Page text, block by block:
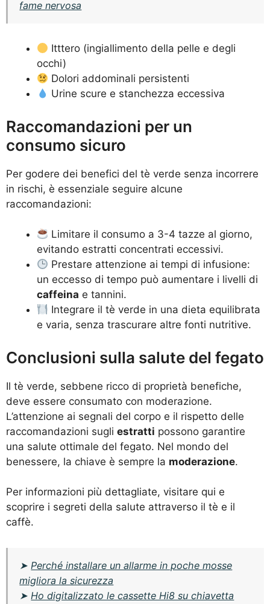
fame nervosa
Itttero (ingiallimento della pelle e degli
occhi)
Dolori addominali persistenti
Urine scure e stanchezza eccessiva
Raccomandazioni per un
consumo sicuro
Per godere dei benefici del tè verde senza incorrere
in rischi, è essenziale seguire alcune
raccomandazioni:
Limitare il consumo a 3-4 tazze al giorno,
evitando estratti concentrati eccessivi.
Prestare attenzione ai tempi di infusione:
un eccesso di tempo può aumentare i livelli di
caffeina e tannini.
Integrare il tè verde in una dieta equilibrata
e varia, senza trascurare altre fonti nutritive.
Conclusioni sulla salute del fegato
Il tè verde, sebbene ricco di proprietà benefiche,
deve essere consumato con moderazione.
L’attenzione ai segnali del corpo e il rispetto delle
raccomandazioni sugli estratti possono garantire
una salute ottimale del fegato. Nel mondo del
benessere, la chiave è sempre la moderazione.
Per informazioni più dettagliate, visitare qui e
scoprire i segreti della salute attraverso il tè e il
caffè.
➤Perché installare un allarme in poche mosse
migliora la sicurezza
➤Ho digitalizzato le cassette Hi8 su chiavetta